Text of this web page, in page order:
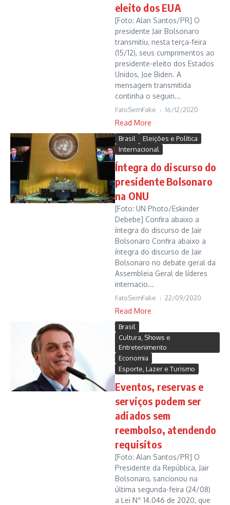
eleito dos EUA
[Foto: Alan Santos/PR] O
presidente Jair Bolsonaro
transmitiu, nesta terça-feira
(15/12), seus cumprimentos ao
presidente-eleito dos Estados
Unidos, Joe Biden. A
mensagem transmitida
continha o seguin...
FatoSemFake 16/12/2020
Read More
Brasil
Eleições e Política
Internacional
Íntegra do discurso do
presidente Bolsonaro
na ONU
[Foto: UN Photo/Eskinder
Debebe] Confira abaixo a
íntegra do discurso de Jair
Bolsonaro Confira abaixo a
íntegra do discurso de Jair
Bolsonaro no debate geral da
Assembleia Geral de líderes
internacio...
FatoSemFake 22/09/2020
Read More
Brasil
Cultura, Shows e
Entretenimento
Economia
Esporte, Lazer e Turismo
Eventos, reservas e
serviços podem ser
adiados sem
reembolso, atendendo
requisitos
[Foto: Alan Santos/PR] O
Presidente da República, Jair
Bolsonaro, sancionou na
última segunda-feira (24/08)
a Lei Nº 14.046 de 2020, que